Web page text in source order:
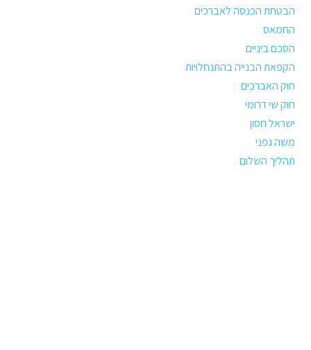
הבטחת הכנסה לאברכים
החמאס
הסכם ביניים
הקפאת הבנייה בהתנחלויות
חוק האברכים
חוק שי דרומי
ישראל חסון
משה גפני
תהליך השלום